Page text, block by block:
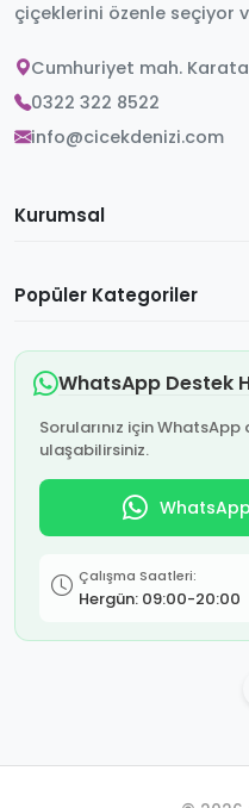
çiçeklerini özenle seçiyor
Cumhuriyet mah.
0322 322 8522
info@cicekdenizi.com
Kurumsal
Popüler Kategoriler
WhatsApp Destek
Sorularınız için
ulaşabilirsiniz.
Çalışma Saatleri:
Hergün: 09:00-20:00